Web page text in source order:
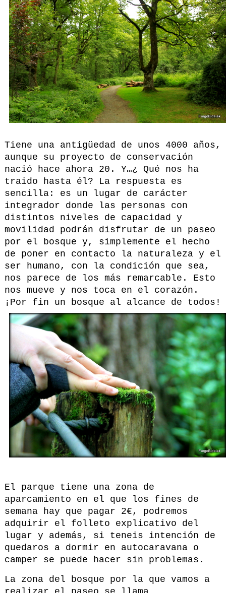
Tiene una antigüedad de unos 4000 años,
aunque su proyecto de conservación
nació hace ahora 20. Y…¿ Qué nos ha
traido hasta él? La respuesta es
sencilla: es un lugar de carácter
integrador donde las personas con
distintos niveles de capacidad y
movilidad podrán disfrutar de un paseo
por el bosque y, simplemente el hecho
de poner en contacto la naturaleza y el
ser humano, con la condición que sea,
nos parece de los más remarcable. Esto
nos mueve y nos toca en el corazón.
¡Por fin un bosque al alcance de todos!
El parque tiene una zona de
aparcamiento en el que los fines de
semana hay que pagar 2€, podremos
adquirir el folleto explicativo del
lugar y además, si teneis intención de
quedaros a dormir en autocaravana o
camper se puede hacer sin problemas.
La zona del bosque por la que vamos a